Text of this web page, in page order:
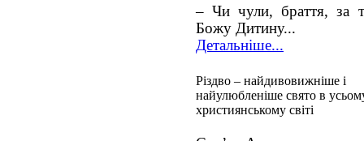
– Чи чули, браття, за
Божу Дитину...
Детальніше...
Різдво – найдивовижніше і
найулюбленіше свято в
християнському світі